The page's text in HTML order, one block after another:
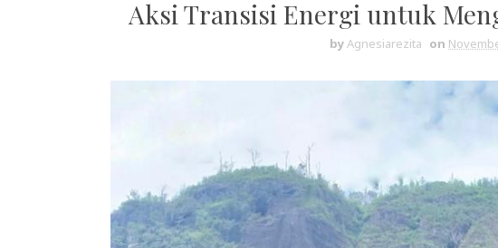
Aksi Transisi Energi untuk
byAgnesiarezita on